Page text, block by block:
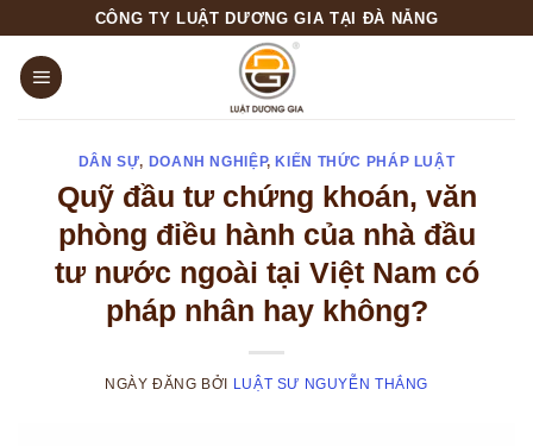
content
CÔNG TY LUẬT DƯƠNG GIA TẠI ĐÀ NẴNG
DÂN SỰ, DOANH NGHIỆP, KIẾN THỨC PHÁP LUẬT
Quỹ đầu tư chứng khoán, văn
phòng điều hành của nhà đầu
tư nước ngoài tại Việt Nam có
pháp nhân hay không?
NGÀY ĐĂNG BỞI LUẬT SƯ NGUYỄN THẮNG